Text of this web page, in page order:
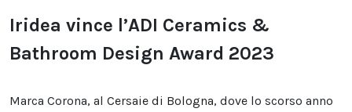
Iridea vince l’ADI Ceramics &
Bathroom Design Award 2023
Marca Corona, al Cersaie di Bologna, dove lo scorso anno